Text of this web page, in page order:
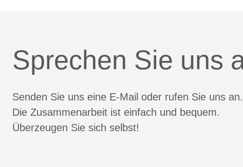
Sprechen Sie uns
Senden Sie uns eine E-Mail oder rufen Sie uns an.
Die Zusammenarbeit ist einfach und bequem.
Überzeugen Sie sich selbst!